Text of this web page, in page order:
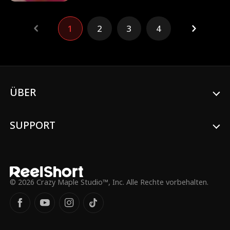
1 2 3 4
ÜBER
SUPPORT
© 2026 Crazy Maple Studio™, Inc. Alle Rechte vorbehalten.